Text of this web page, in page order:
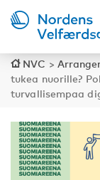
NVC >
tukea nuorille?
turvallisempaa